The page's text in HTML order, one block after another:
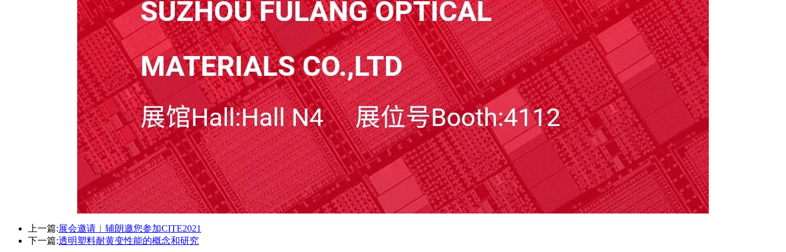
上一篇:展会邀请︱辅朗邀您参加CITE2021
下一篇:透明塑料耐黄变性能的概念和研究